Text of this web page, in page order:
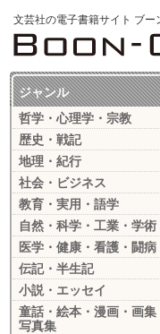
文芸社の電子書籍サイト ブー
ジャンル
哲学・心理学・宗教
歴史・戦記
地理・紀行
社会・ビジネス
教育・実用・語学
自然・科学・工業・学術
医学・健康・看護・闘病
伝記・半生記
小説・エッセイ
童話・絵本・漫画・画集
写真集